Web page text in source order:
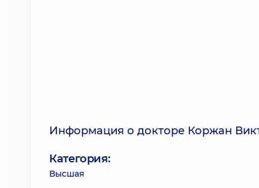
Информация о докторе Коржан
Категория:
Высшая